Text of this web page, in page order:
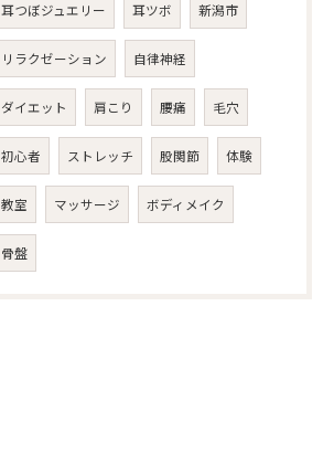
耳つぼジュエリー 耳ツボ 新潟市
リラクゼーション 自律神経
ダイエット 肩こり 腰痛 毛穴
初心者 ストレッチ 股関節 体験
教室 マッサージ ボディメイク
骨盤